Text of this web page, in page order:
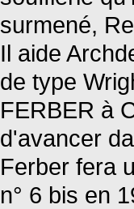
surmené,
Il aide
de type
FERBER à
d'avancer
Ferber fera
n° 6 bis en